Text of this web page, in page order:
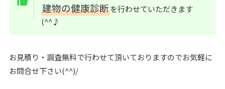
建物の健康診断を行わせていただきます
(^^♪
お見積り・調査無料で行わせて頂いておりますのでお気軽に
お問合せ下さい(^^)/